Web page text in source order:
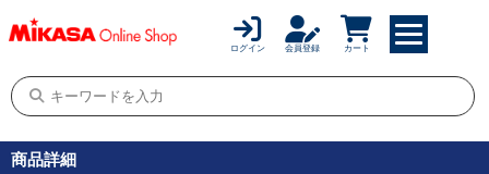
ログイン 会員登録 カート
商品詳細